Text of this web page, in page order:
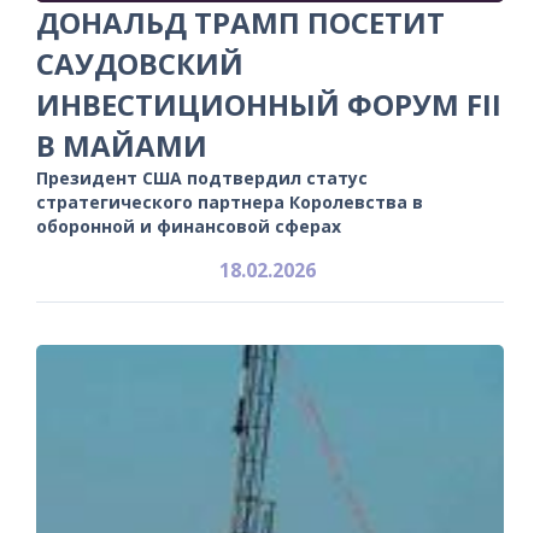
ДОНАЛЬД ТРАМП ПОСЕТИТ
САУДОВСКИЙ
ИНВЕСТИЦИОННЫЙ ФОРУМ FII
В МАЙАМИ
Президент США подтвердил статус
стратегического партнера Королевства в
оборонной и финансовой сферах
18.02.2026